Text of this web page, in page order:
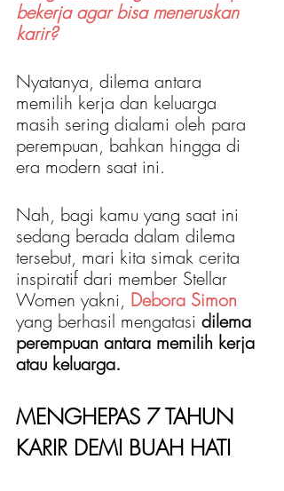
bekerja agar bisa meneruskan
karir?
Nyatanya, dilema antara
memilih kerja dan keluarga
masih sering dialami oleh para
perempuan, bahkan hingga di
era modern saat ini.
Nah, bagi kamu yang saat ini
sedang berada dalam dilema
tersebut, mari kita simak cerita
inspiratif dari member Stellar
Women yakni, Debora Simon
yang berhasil mengatasi dilema
perempuan antara memilih kerja
atau keluarga.
MENGHEPAS 7 TAHUN
KARIR DEMI BUAH HATI